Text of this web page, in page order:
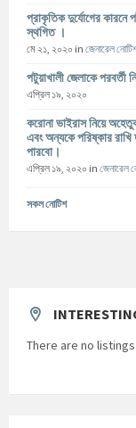
প্রাকৃতিক দুর্যোগের কারনে
স্থগিত ।
মে ২১, ২০২০ in জেনারেল
পটুয়াখালী জেলাকে
এপ্রিল ১৯, ২০২০
করোনা ভাইরাস নিয়ে
এবং অন্যকে পরিষ্কার
পারবো।
এপ্রিল ১৯, ২০২০ in জেনারেল
সকল নোটিশ
There are no listings